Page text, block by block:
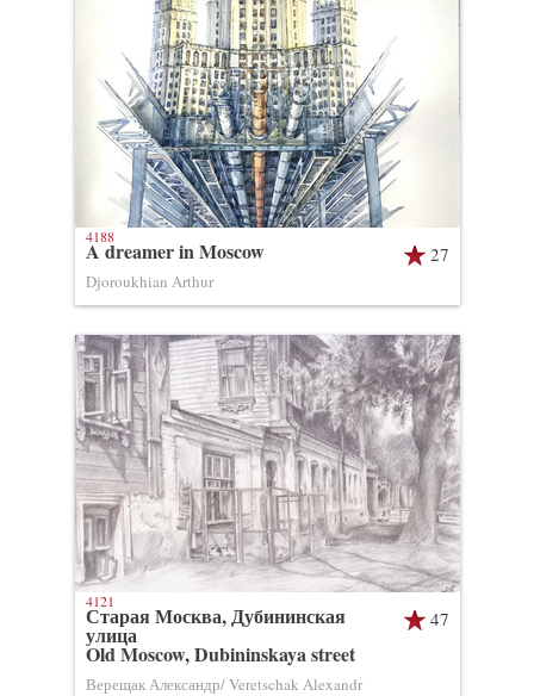
27
A dreamer in Moscow
Djoroukhian Arthur
4188
47
Старая Москва, Дубининская
улица
Old Moscow, Dubininskaya street
Верещак Александр/ Veretschak Alexandr
4121